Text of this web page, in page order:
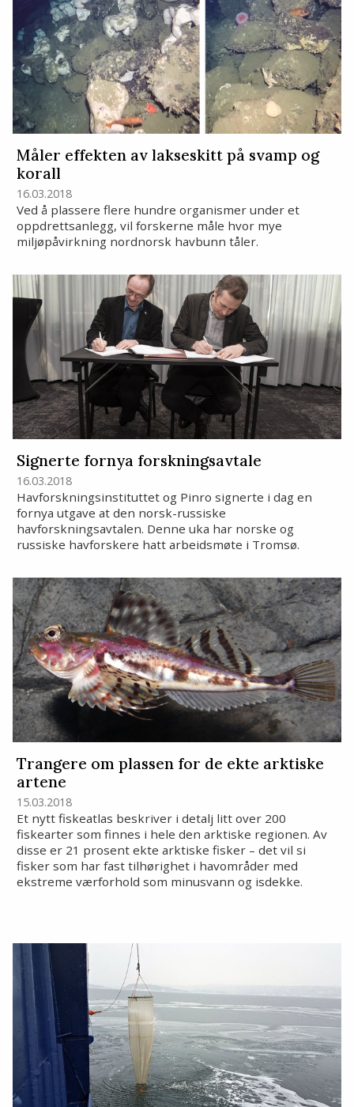
Måler effekten av lakseskitt på svamp og
korall
16.03.2018
Ved å plassere flere hundre organismer under et
oppdrettsanlegg, vil forskerne måle hvor mye
miljøpåvirkning nordnorsk havbunn tåler.
Signerte fornya forskningsavtale
16.03.2018
Havforskningsinstituttet og Pinro signerte i dag en
fornya utgave at den norsk-russiske
havforskningsavtalen. Denne uka har norske og
russiske havforskere hatt arbeidsmøte i Tromsø.
Trangere om plassen for de ekte arktiske
artene
15.03.2018
Et nytt fiskeatlas beskriver i detalj litt over 200
fiskearter som finnes i hele den arktiske regionen. Av
disse er 21 prosent ekte arktiske fisker – det vil si
fisker som har fast tilhørighet i havområder med
ekstreme værforhold som minusvann og isdekke.